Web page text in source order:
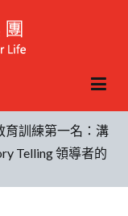
育訓練第一名：溝
Telling 領導者的